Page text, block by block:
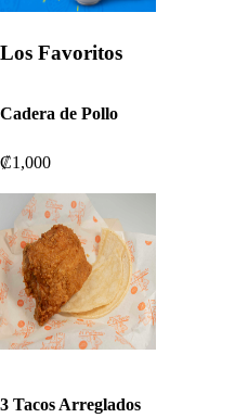
Los Favoritos
Cadera de Pollo
₡1,000
3 Tacos Arreglados